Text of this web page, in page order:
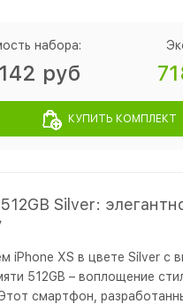
набора:
руб
КУПИТЬ КОМПЛЕКТ
Silver:
iPhone XS в цвете Silver с
512GB – воплощение
смартфон,